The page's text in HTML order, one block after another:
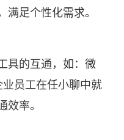
满足个性化需求。
具的互通，如：微
员工在任小聊中就
效率。